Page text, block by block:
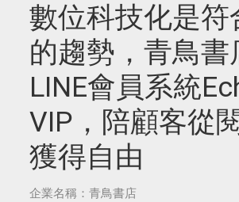
數位科技化是符
的趨勢，青鳥書
LINE會員系統
VIP，陪顧客從
獲得自由
企業名稱：青鳥書店